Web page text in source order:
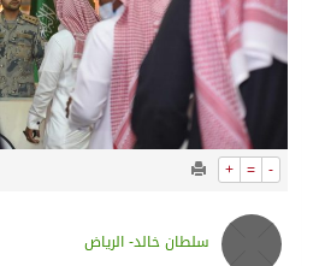
المحكمة العليا غدٍ الخميس
+ = -
سلطان خالد- الرياض